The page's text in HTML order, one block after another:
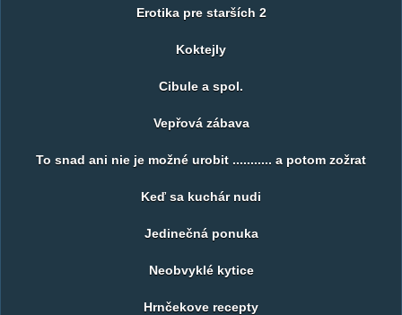
Erotika pre starších 2
Koktejly
Cibule a spol.
Vepřová zábava
To snad ani nie je možné urobit ........... a potom zožrat
Keď sa kuchár nudi
Jedinečná ponuka
Neobvyklé kytice
Hrnčekove recepty